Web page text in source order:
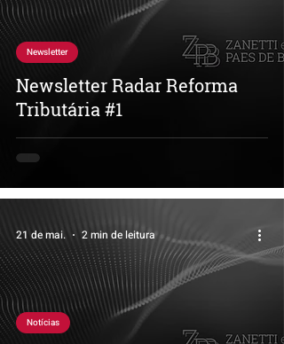
Newsletter Radar Reforma
Tributária #1
Newsletter
Notícias
21 de mai. 2 min de leitura